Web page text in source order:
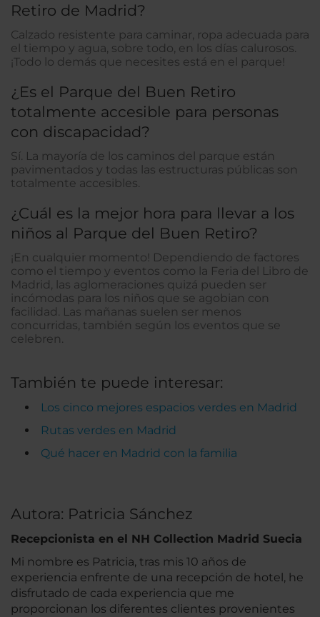
Retiro de Madrid?
Calzado resistente para caminar, ropa adecuada para
el tiempo y agua, sobre todo, en los días calurosos.
¡Todo lo demás que necesites está en el parque!
¿Es el Parque del Buen Retiro
totalmente accesible para personas
con discapacidad?
Sí. La mayoría de los caminos del parque están
pavimentados y todas las estructuras públicas son
totalmente accesibles.
¿Cuál es la mejor hora para llevar a los
niños al Parque del Buen Retiro?
¡En cualquier momento! Dependiendo de factores
como el tiempo y eventos como la Feria del Libro de
Madrid, las aglomeraciones quizá pueden ser
incómodas para los niños que se agobian con
facilidad. Las mañanas suelen ser menos
concurridas, también según los eventos que se
celebren.
También te puede interesar:
Los cinco mejores espacios verdes en Madrid
Rutas verdes en Madrid
Qué hacer en Madrid con la familia
Autora: Patricia Sánchez
Recepcionista en el NH Collection Madrid Suecia
Mi nombre es Patricia, tras mis 10 años de
experiencia enfrente de una recepción de hotel, he
disfrutado de cada experiencia que me
proporcionan los diferentes clientes provenientes